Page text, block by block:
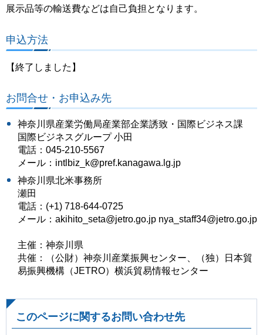
展示品等の輸送費などは自己負担となります。
申込方法
【終了しました】
お問合せ・お申込み先
神奈川県産業労働局産業部企業誘致・国際ビジネス課
国際ビジネスグループ 小田
電話：045-210-5567
メール：intlbiz_k@pref.kanagawa.lg.jp
神奈川県北米事務所
瀬田
電話：(+1) 718-644-0725
メール：akihito_seta@jetro.go.jp nya_staff34@jetro.go.jp
主催：神奈川県
共催：（公財）神奈川産業振興センター、（独）日本貿
易振興機構（JETRO）横浜貿易情報センター
このページに関するお問い合わせ先